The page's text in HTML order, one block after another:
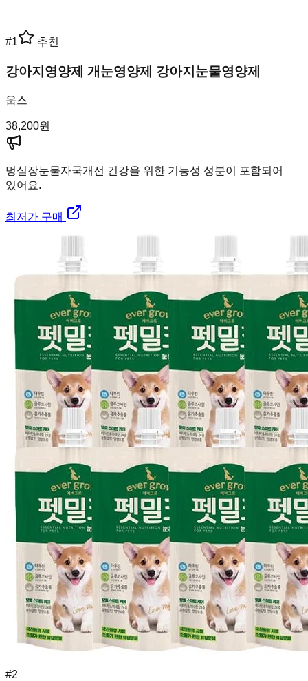
#1 추천
강아지영양제 개눈영양제 강아지눈물영양제
웁스
38,200원
멍실장눈물자국개선 건강을 위한 기능성 성분이 포함되어
있어요.
최저가 구매
#2